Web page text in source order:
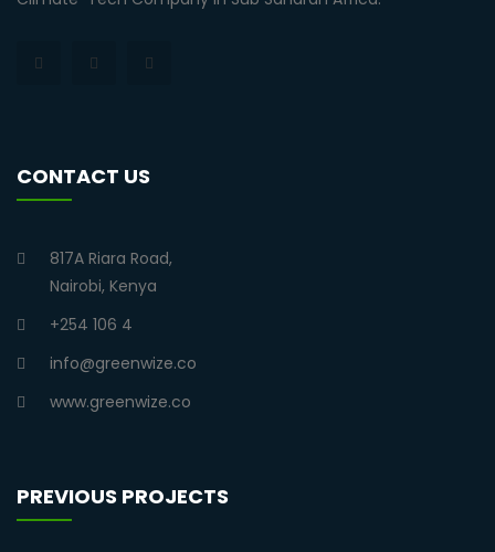
CONTACT US
817A Riara Road,
Nairobi, Kenya
+254 106 4
info@greenwize.co
www.greenwize.co
PREVIOUS PROJECTS